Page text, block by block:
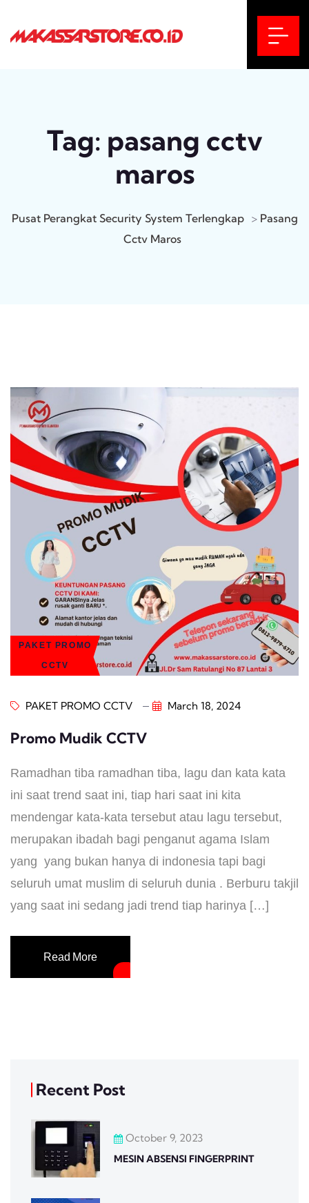
Tag: pasang cctv
maros
Pusat Perangkat Security System Terlengkap > Pasang
Cctv Maros
PAKET PROMO
CCTV
PAKET PROMO CCTV March 18, 2024
Promo Mudik CCTV
Ramadhan tiba ramadhan tiba, lagu dan kata kata
ini saat trend saat ini, tiap hari saat ini kita
mendengar kata-kata tersebut atau lagu tersebut,
merupakan ibadah bagi penganut agama Islam
yang yang bukan hanya di indonesia tapi bagi
seluruh umat muslim di seluruh dunia . Berburu takjil
yang saat ini sedang jadi trend tiap harinya […]
Read More
Recent Post
October 9, 2023
MESIN ABSENSI FINGERPRINT